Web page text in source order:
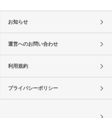
お知らせ
運営へのお問い合わせ
利用規約
プライバシーポリシー